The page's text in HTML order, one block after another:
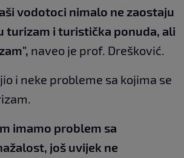
vodotoci nimalo ne zaostaju
turizam i turistička ponuda, ali
naveo je prof. Drešković.
i neke probleme sa kojima se
imamo problem sa
još uvijek ne